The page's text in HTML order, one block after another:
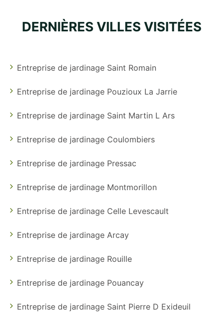
DERNIÈRES VILLES VISITÉES
Entreprise de jardinage Saint Romain
Entreprise de jardinage Pouzioux La Jarrie
Entreprise de jardinage Saint Martin L Ars
Entreprise de jardinage Coulombiers
Entreprise de jardinage Pressac
Entreprise de jardinage Montmorillon
Entreprise de jardinage Celle Levescault
Entreprise de jardinage Arcay
Entreprise de jardinage Rouille
Entreprise de jardinage Pouancay
Entreprise de jardinage Saint Pierre D Exideuil